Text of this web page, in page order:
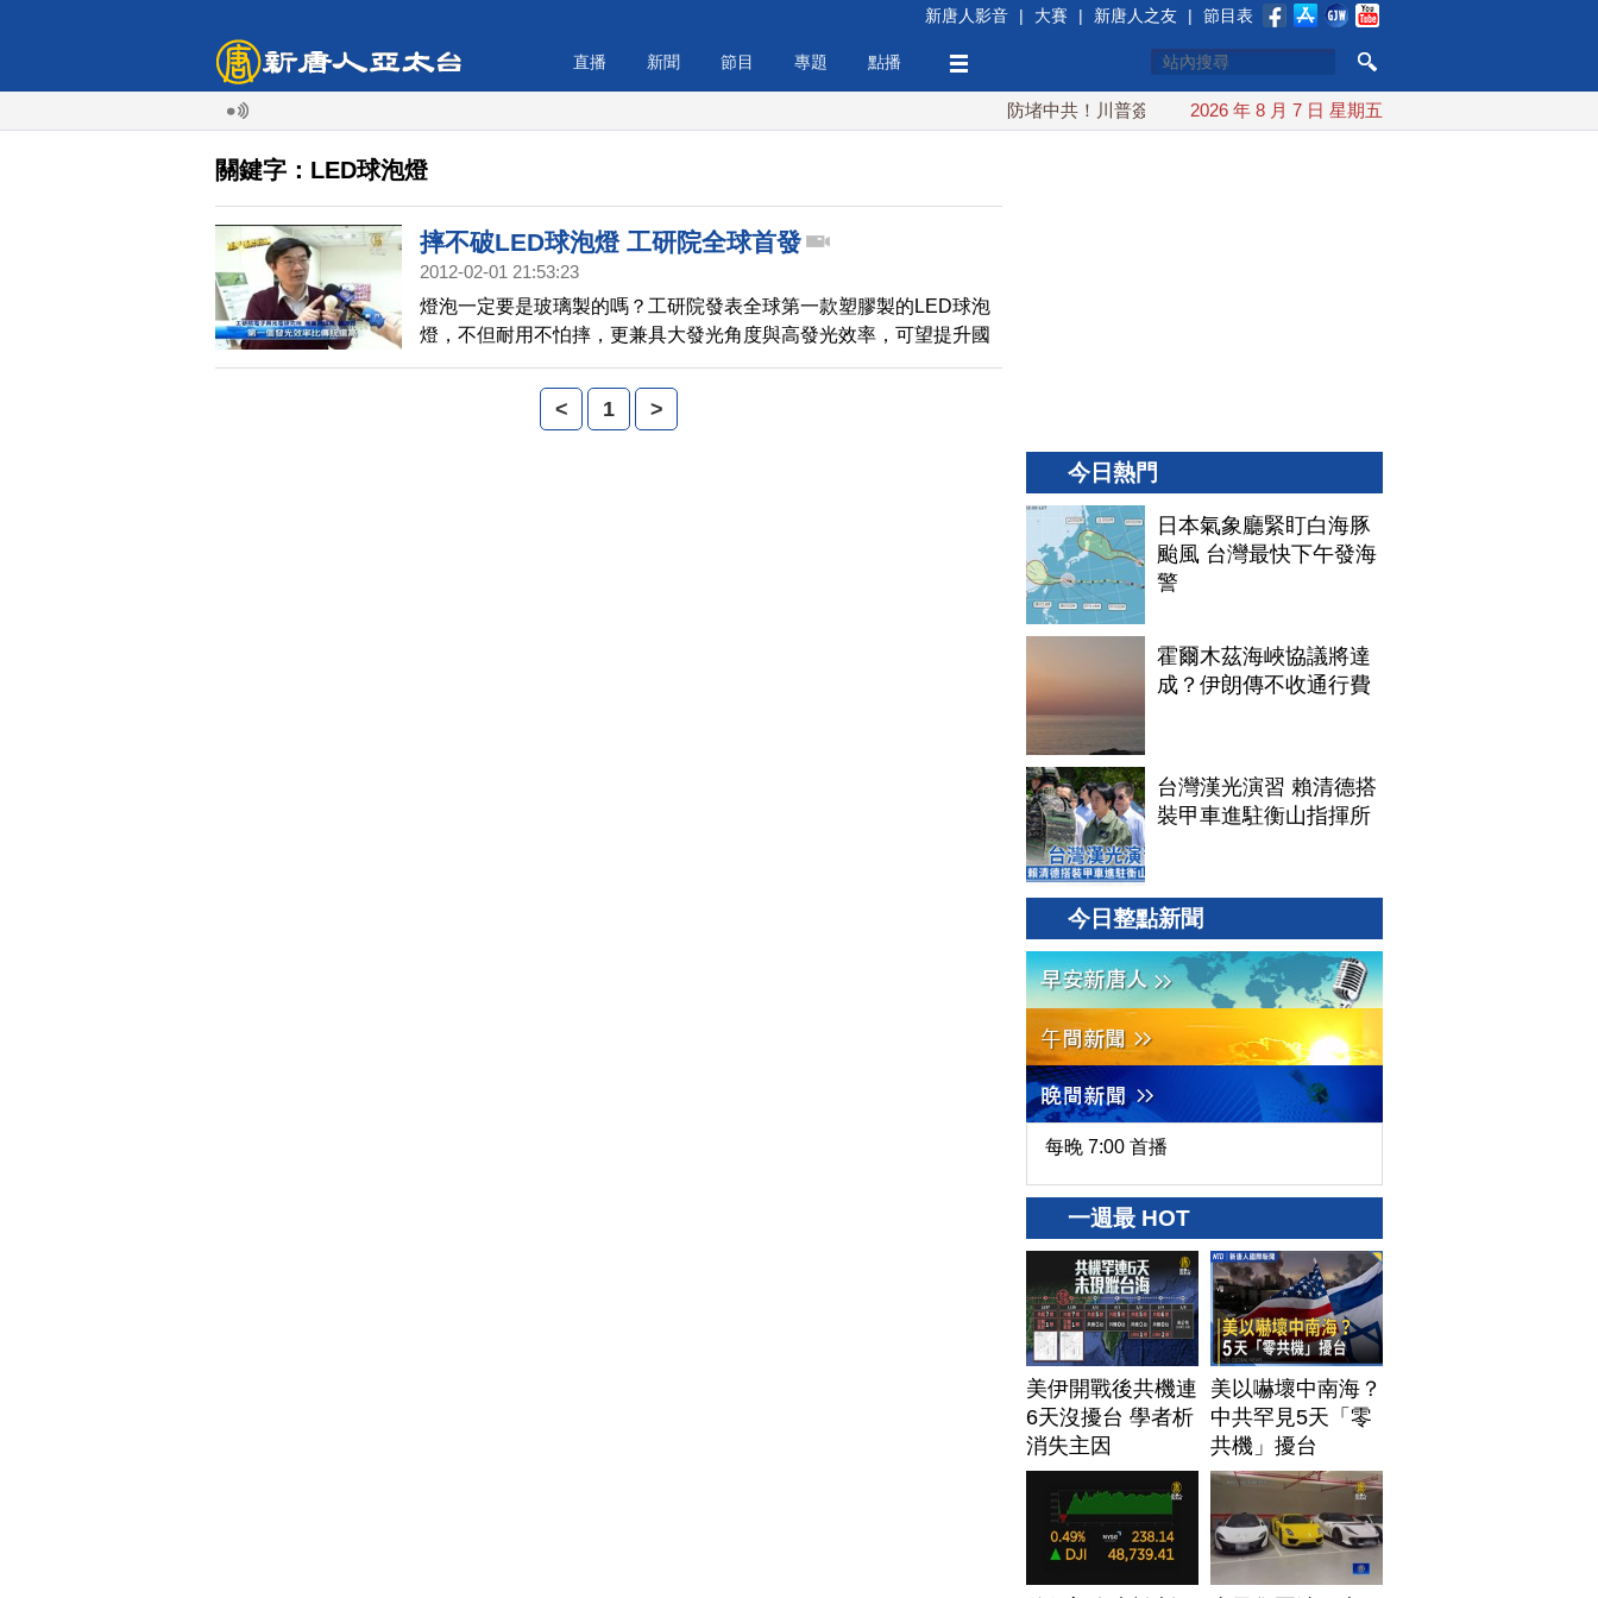
新唐人影音 | 大賽 | 新唐人之友 | 節目表
直播 新聞 節目 專題 點播
防堵中共！川普簽行政令 對多晶矽課15%關稅
2026 年 8 月 7 日 星期五
關鍵字：LED球泡燈
摔不破LED球泡燈 工研院全球首發
2012-02-01 21:53:23
燈泡一定要是玻璃製的嗎？工研院發表全球第一款塑膠製的LED球泡
燈，不但耐用不怕摔，更兼具大發光角度與高發光效率，可望提升國
內LED產業競爭力。
< 1 >
今日熱門
日本氣象廳緊盯白海豚
颱風 台灣最快下午發海
警
霍爾木茲海峽協議將達
成？伊朗傳不收通行費
台灣漢光演習 賴清德搭
裝甲車進駐衡山指揮所
今日整點新聞
每晚 7:00 首播
一週最 HOT
美伊開戰後共機連
6天沒擾台 學者析
消失主因
美以嚇壞中南海？
中共罕見5天「零
共機」擾台